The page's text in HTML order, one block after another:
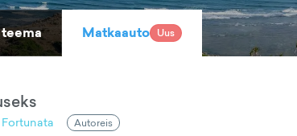
Matkaauto Uus
Fortunata Autoreis